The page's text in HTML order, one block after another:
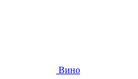
Вино